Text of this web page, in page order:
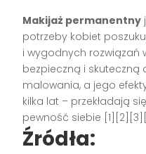
Makijaż permanentny
potrzeby kobiet
i wygodnych rozwiązań
bezpieczną i
malowania, a jego
kilka lat – przekładają
pewność siebie
Źródła: